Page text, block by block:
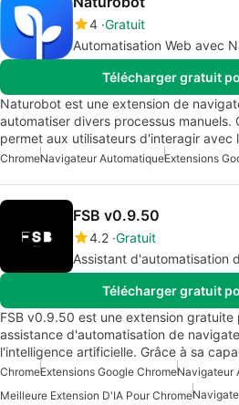
4 Gratuit
Automatisation Web avec
Télécharger gratuit
Naturobot est une extension de
automatiser divers processus
permet aux utilisateurs d'interagir avec
ChromeNavigateur AutomatiqueExtensions
FSB v0.9.50
4.2 Gratuit
Assistant d'automatisation
Télécharger gratuit
FSB v0.9.50 est une extension
assistance d'automatisation de
l'intelligence artificielle. Grâce à sa
ChromeExtensions Google ChromeNavigateur
Meilleure Extension D'IA Pour Chrome